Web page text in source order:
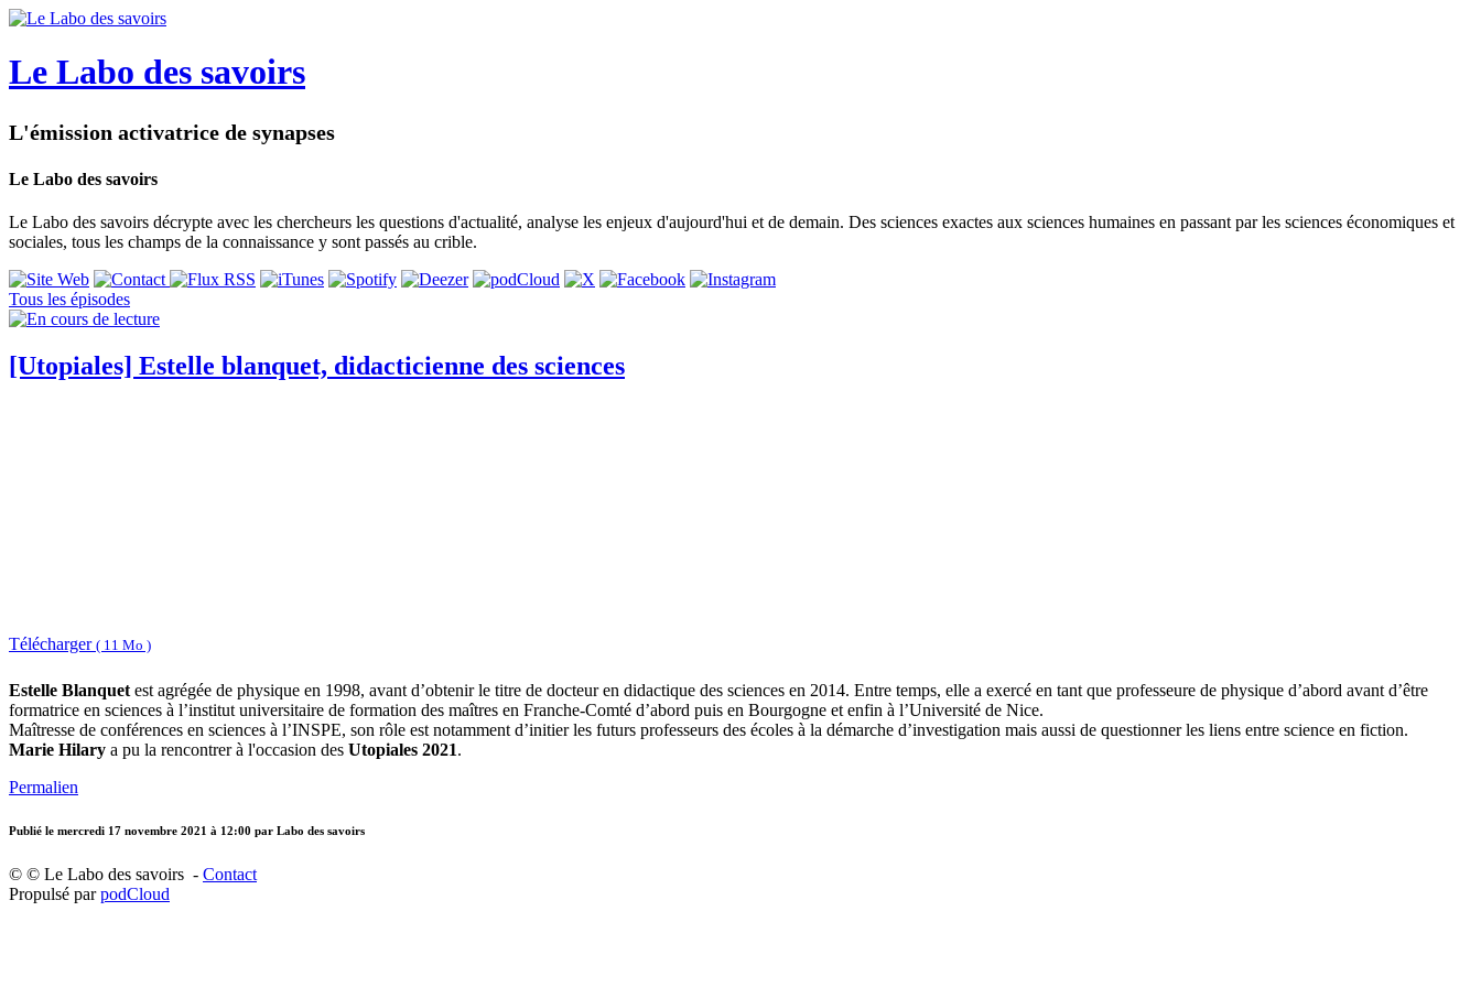
Le Labo des savoirs
L'émission activatrice de synapses
Le Labo des savoirs
Le Labo des savoirs décrypte avec les chercheurs les questions d'actualité, analyse les enjeux d'aujourd'hui et de demain. Des sciences exactes aux sciences humaines en passant par les sciences économiques et
sociales, tous les champs de la connaissance y sont passés au crible.
Tous les épisodes
[Utopiales] Estelle blanquet, didacticienne des sciences
Télécharger ( 11 Mo )
Estelle Blanquet est agrégée de physique en 1998, avant d’obtenir le titre de docteur en didactique des sciences en 2014. Entre temps, elle a exercé en tant que professeure de physique d’abord avant d’être
formatrice en sciences à l’institut universitaire de formation des maîtres en Franche-Comté d’abord puis en Bourgogne et enfin à l’Université de Nice.
Maîtresse de conférences en sciences à l’INSPE, son rôle est notamment d’initier les futurs professeurs des écoles à la démarche d’investigation mais aussi de questionner les liens entre science en fiction.
Marie Hilary a pu la rencontrer à l'occasion des Utopiales 2021.
Permalien
Publié le mercredi 17 novembre 2021 à 12:00 par Labo des savoirs
© © Le Labo des savoirs - Contact
Propulsé parpodCloud